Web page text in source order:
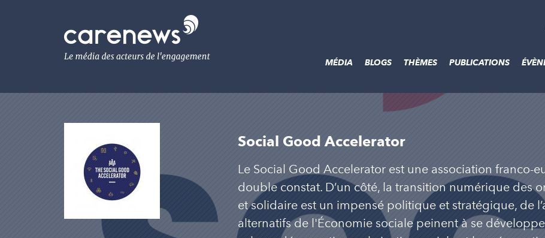
Le
média
de
MÉDIA BLOGS THÈMES PUBLICATIONS
Social Good Accelerator
Le Social Good Accelerator est une association franco-
double constat. D’un côté, la transition numérique des
et solidaire est un impensé politique et stratégique, de
alternatifs de l'Économie sociale peinent à se